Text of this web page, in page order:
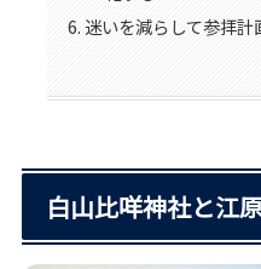
迷いを減らして参拝計
白山比咩神社と江